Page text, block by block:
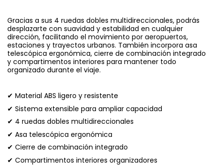
Gracias a sus 4 ruedas dobles multidireccionales, podrás
desplazarte con suavidad y estabilidad en cualquier
dirección, facilitando el movimiento por aeropuertos,
estaciones y trayectos urbanos. También incorpora asa
telescópica ergonómica, cierre de combinación integrado
y compartimentos interiores para mantener todo
organizado durante el viaje.
✔ Material ABS ligero y resistente
✔ Sistema extensible para ampliar capacidad
✔ 4 ruedas dobles multidireccionales
✔ Asa telescópica ergonómica
✔ Cierre de combinación integrado
✔ Compartimentos interiores organizadores